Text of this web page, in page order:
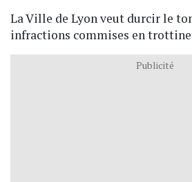
La Ville de Lyon veut durcir le
infractions commises en
Publicité